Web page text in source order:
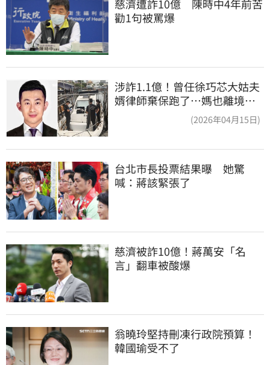
慈濟遭詐10億　陳時中4年前苦
勸1句被罵爆
涉詐1.1億！曾任徐巧芯大姑夫
婿律師棄保跑了…媽也離境
(2026年04月15日)
台北市長投票結果曝　她驚
喊：蔣該緊張了
慈濟被詐10億！蔣萬安「名
言」翻車被酸爆
翁曉玲堅持刪凍行政院預算！
韓國瑜受不了